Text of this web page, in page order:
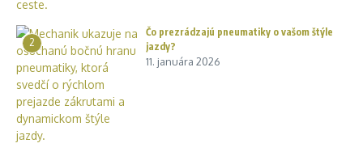
2
Čo prezrádzajú pneumatiky o vašom štýle
jazdy?
11. januára 2026